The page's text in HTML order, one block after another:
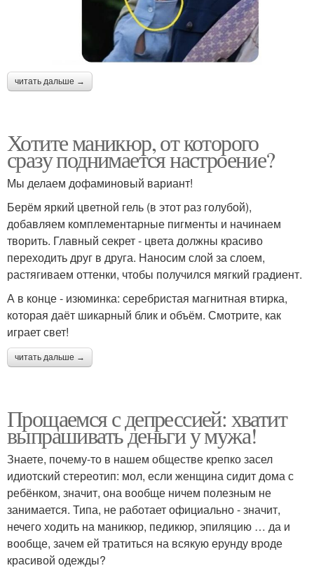
читать дальше →
Хотите маникюр, от которого
сразу поднимается настроение?
Мы делаем дофаминовый вариант!
Берём яркий цветной гель (в этот раз голубой),
добавляем комплементарные пигменты и начинаем
творить. Главный секрет - цвета должны красиво
переходить друг в друга. Наносим слой за слоем,
растягиваем оттенки, чтобы получился мягкий градиент.
А в конце - изюминка: серебристая магнитная втирка,
которая даёт шикарный блик и объём. Смотрите, как
играет свет!
читать дальше →
Прощаемся с депрессией: хватит
выпрашивать деньги у мужа!
Знаете, почему-то в нашем обществе крепко засел
идиотский стереотип: мол, если женщина сидит дома с
ребёнком, значит, она вообще ничем полезным не
занимается. Типа, не работает официально - значит,
нечего ходить на маникюр, педикюр, эпиляцию … да и
вообще, зачем ей тратиться на всякую ерунду вроде
красивой одежды?